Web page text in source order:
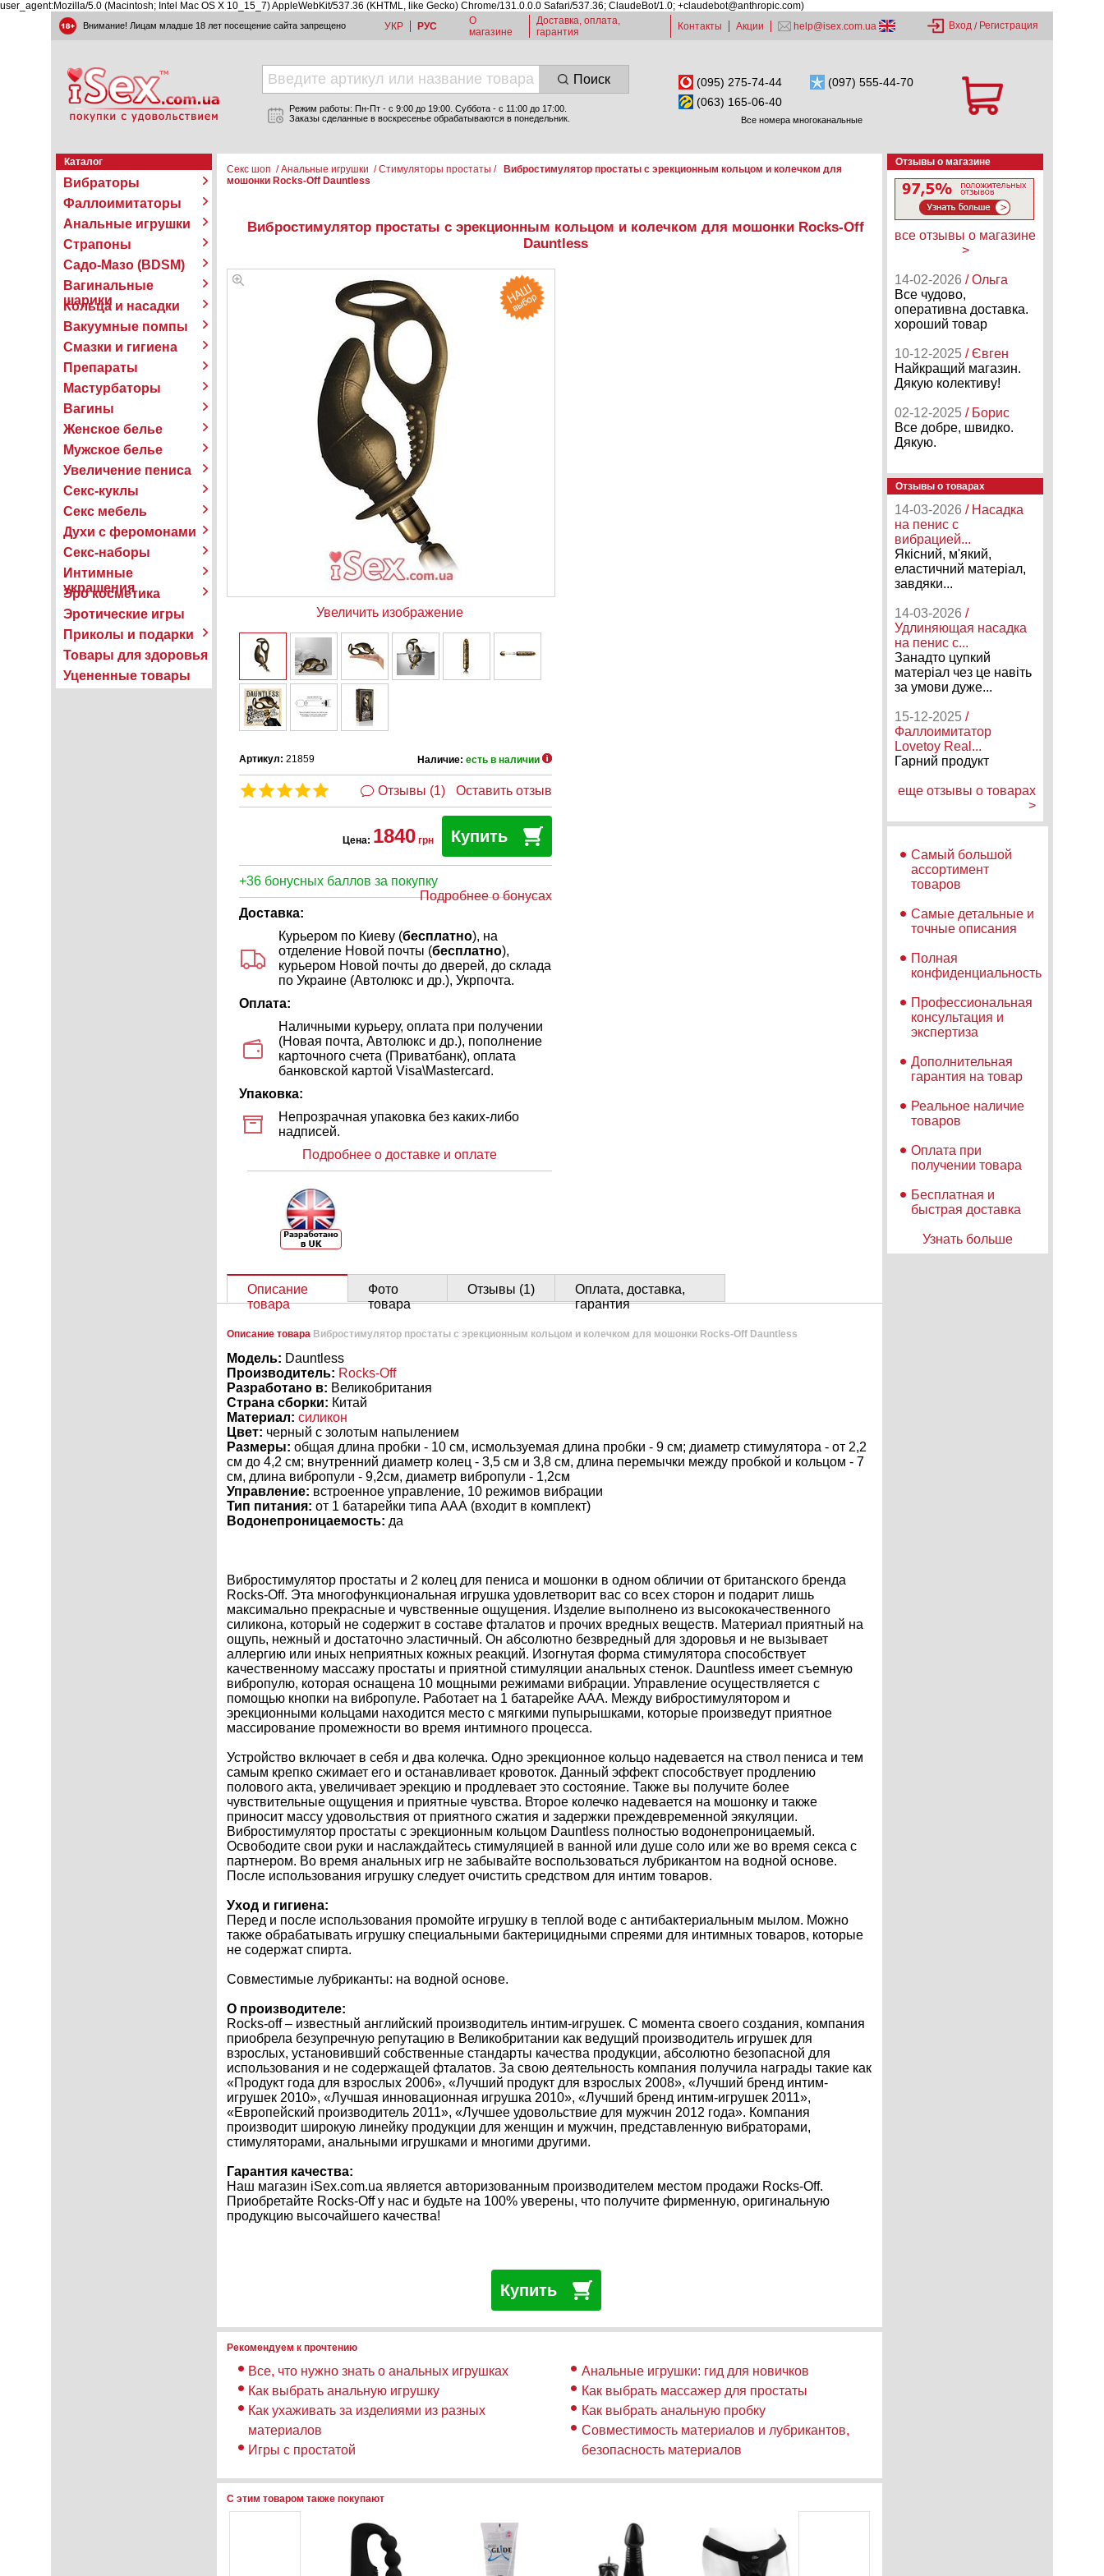
user_agent:Mozilla/5.0 (Macintosh; Intel Mac OS X 10_15_7) AppleWebKit/537.36 (KHTML, like Gecko) Chrome/131.0.0.0 Safari/537.36; ClaudeBot/1.0; +claudebot@anthropic.com)
Внимание! Лицам младше 18 лет посещение сайта запрещено УКР РУС
О
магазине
Доставка, оплата,
гарантия
Контакты Акции help@isex.com.ua Вход / Регистрация
Поиск
Режим работы: Пн-Пт - c 9:00 до 19:00. Суббота - с 11:00 до 17:00.
Заказы сделанные в воскресенье обрабатываются в понедельник.
(095) 275-74-44
(097) 555-44-70
(063) 165-06-40
Все номера многоканальные
Каталог
Вибраторы
Фаллоимитаторы
Анальные игрушки
Страпоны
Садо-Мазо (BDSM)
Вагинальные
шарики
Кольца и насадки
Вакуумные помпы
Смазки и гигиена
Препараты
Мастурбаторы
Вагины
Женское белье
Мужское белье
Увеличение пениса
Секс-куклы
Секс мебель
Духи с феромонами
Секс-наборы
Интимные
украшения
Эро косметика
Эротические игры
Приколы и подарки
Товары для здоровья
Уцененные товары
Секс шоп /Анальные игрушки /Стимуляторы простаты /
Вибростимулятор простаты с эрекционным кольцом и колечком для
мошонки Rocks-Off Dauntless
Вибростимулятор простаты с эрекционным кольцом и колечком для мошонки Rocks-Off
Dauntless
Увеличить изображение
Артикул: 21859 Наличие: есть в наличии
Отзывы (1) Оставить отзыв
Цена: 1840 грн Купить
+36 бонусных баллов за покупку
Подробнее о бонусах
Доставка:
Курьером по Киеву (бесплатно), на
отделение Новой почты (бесплатно),
курьером Новой почты до дверей, до склада
по Украине (Автолюкс и др.), Укрпочта.
Оплата:
Наличными курьеру, оплата при получении
(Новая почта, Автолюкс и др.), пополнение
карточного счета (Приватбанк), оплата
банковской картой Visa\Mastercard.
Упаковка:
Непрозрачная упаковка без каких-либо
надписей.
Подробнее о доставке и оплате
Описание
товара
Фото
товара
Отзывы (1)
Оплата, доставка,
гарантия
Описание товара Вибростимулятор простаты с эрекционным кольцом и колечком для мошонки Rocks-Off Dauntless
Модель: Dauntless
Производитель: Rocks-Off
Разработано в: Великобритания
Страна сборки: Китай
Материал: силикон
Цвет: черный с золотым напылением
Размеры: общая длина пробки - 10 см, исмользуемая длина пробки - 9 см; диаметр стимулятора - от 2,2
см до 4,2 см; внутренний диаметр колец - 3,5 см и 3,8 см, длина перемычки между пробкой и кольцом - 7
см, длина вибропули - 9,2см, диаметр вибропули - 1,2см
Управление: встроенное управление, 10 режимов вибрации
Тип питания: от 1 батарейки типа ААА (входит в комплект)
Водонепроницаемость: да
Вибростимулятор простаты и 2 колец для пениса и мошонки в одном обличии от британского бренда
Rocks-Off. Эта многофункциональная игрушка удовлетворит вас со всех сторон и подарит лишь
максимально прекрасные и чувственные ощущения. Изделие выполнено из высококачественного
силикона, который не содержит в составе фталатов и прочих вредных веществ. Материал приятный на
ощупь, нежный и достаточно эластичный. Он абсолютно безвредный для здоровья и не вызывает
аллергию или иных неприятных кожных реакций. Изогнутая форма стимулятора способствует
качественному массажу простаты и приятной стимуляции анальных стенок. Dauntless имеет съемную
вибропулю, которая оснащена 10 мощными режимами вибрации. Управление осуществляется с
помощью кнопки на вибропуле. Работает на 1 батарейке ААА. Между вибростимулятором и
эрекционными кольцами находится место с мягкими пупырышками, которые произведут приятное
массирование промежности во время интимного процесса.
Устройство включает в себя и два колечка. Одно эрекционное кольцо надевается на ствол пениса и тем
самым крепко сжимает его и останавливает кровоток. Данный эффект способствует продлению
полового акта, увеличивает эрекцию и продлевает это состояние. Также вы получите более
чувствительные ощущения и приятные чувства. Второе колечко надевается на мошонку и также
приносит массу удовольствия от приятного сжатия и задержки преждевременной эякуляции.
Вибростимулятор простаты с эрекционным кольцом Dauntless полностью водонепроницаемый.
Освободите свои руки и наслаждайтесь стимуляцией в ванной или душе соло или же во время секса с
партнером. Во время анальных игр не забывайте воспользоваться лубрикантом на водной основе.
После использования игрушку следует очистить средством для интим товаров.
Уход и гигиена:
Перед и после использования промойте игрушку в теплой воде с антибактериальным мылом. Можно
также обрабатывать игрушку специальными бактерицидными спреями для интимных товаров, которые
не содержат спирта.
Совместимые лубриканты: на водной основе.
О производителе:
Rocks-off – известный английский производитель интим-игрушек. С момента своего создания, компания
приобрела безупречную репутацию в Великобритании как ведущий производитель игрушек для
взрослых, установивший собственные стандарты качества продукции, абсолютно безопасной для
использования и не содержащей фталатов. За свою деятельность компания получила награды такие как
«Продукт года для взрослых 2006», «Лучший продукт для взрослых 2008», «Лучший бренд интим-
игрушек 2010», «Лучшая инновационная игрушка 2010», «Лучший бренд интим-игрушек 2011»,
«Европейский производитель 2011», «Лучшее удовольствие для мужчин 2012 года». Компания
производит широкую линейку продукции для женщин и мужчин, представленную вибраторами,
стимуляторами, анальными игрушками и многими другими.
Гарантия качества:
Наш магазин iSex.com.ua является авторизованным производителем местом продажи Rocks-Off.
Приобретайте Rocks-Off у нас и будьте на 100% уверены, что получите фирменную, оригинальную
продукцию высочайшего качества!
Купить
Рекомендуем к прочтению
Все, что нужно знать о анальных игрушках
Как выбрать анальную игрушку
Как ухаживать за изделиями из разных
материалов
Игры с простатой
Анальные игрушки: гид для новичков
Как выбрать массажер для простаты
Как выбрать анальную пробку
Совместимость материалов и лубрикантов,
безопасность материалов
С этим товаром также покупают
Отзывы о магазине
все отзывы о магазине
>
14-02-2026 / Ольга
Все чудово,
оперативна доставка.
хороший товар
10-12-2025 / Євген
Найкращий магазин.
Дякую колективу!
02-12-2025 / Борис
Все добре, швидко.
Дякую.
Отзывы о товарах
14-03-2026 / Насадка
на пенис с
вибрацией...
Якісний, м'який,
еластичний матеріал,
завдяки...
14-03-2026 /
Удлиняющая насадка
на пенис с...
Занадто цупкий
матеріал чез це навіть
за умови дуже...
15-12-2025 /
Фаллоимитатор
Lovetoy Real...
Гарний продукт
еще отзывы о товарах
>
Самый большой
ассортимент
товаров
Самые детальные и
точные описания
Полная
конфиденциальность
Профессиональная
консультация и
экспертиза
Дополнительная
гарантия на товар
Реальное наличие
товаров
Оплата при
получении товара
Бесплатная и
быстрая доставка
Узнать больше